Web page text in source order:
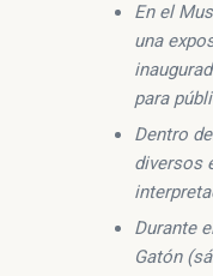
En el
una
para
Dentro
diversos
Durante
Gatón